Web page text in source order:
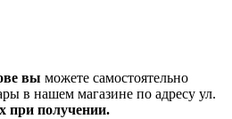
вы можете самостоятельно
в нашем магазине по адресу ул.
при получении.